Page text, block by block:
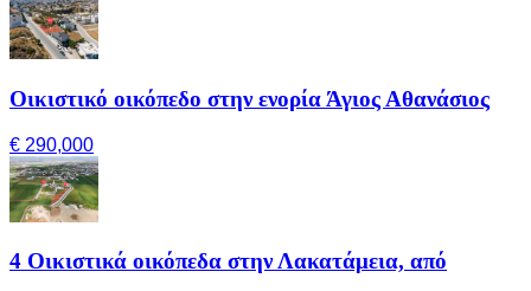
Οικιστικό οικόπεδο στην ενορία Άγιος Αθανάσιος
€ 290,000
4 Οικιστικά οικόπεδα στην Λακατάμεια, από